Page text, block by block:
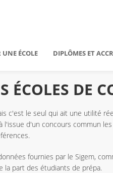
UNE ÉCOLE DIPLÔMES ET
ÉCOLES DE
c'est le seul qui ait une utilité
d'un concours commun
fournies par le Sigem,
la part des étudiants de prépa.